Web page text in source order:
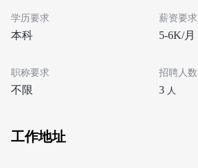
学历要求
本科
薪资要求
5-6K/月
职称要求
不限
招聘人数
3 人
工作地址